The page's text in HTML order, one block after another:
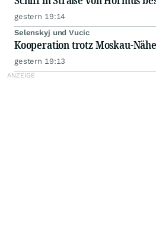
gestern 19:14
Selenskyj und Vucic
Kooperation trotz Moskau-
gestern 19:13